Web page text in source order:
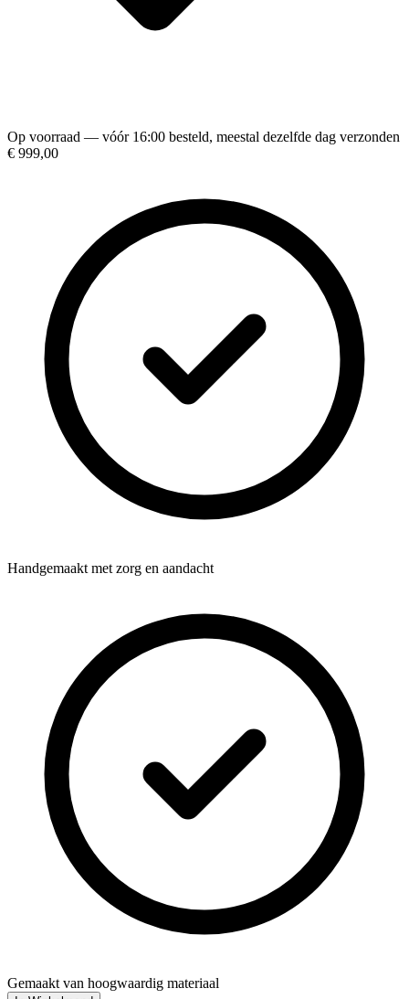
Op voorraad — vóór 16:00 besteld, meestal dezelfde dag verzonden
€ 999,00
Handgemaakt met zorg en aandacht
Gemaakt van hoogwaardig materiaal